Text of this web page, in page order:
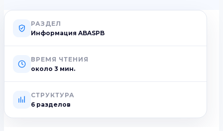
РАЗДЕЛ
Информация ABASPB
ВРЕМЯ ЧТЕНИЯ
около 3 мин.
СТРУКТУРА
6 разделов